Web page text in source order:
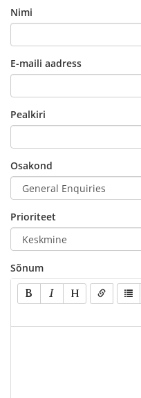
Nimi
E-maili aadress
Pealkiri
Osakond
Prioriteet
Sõnum